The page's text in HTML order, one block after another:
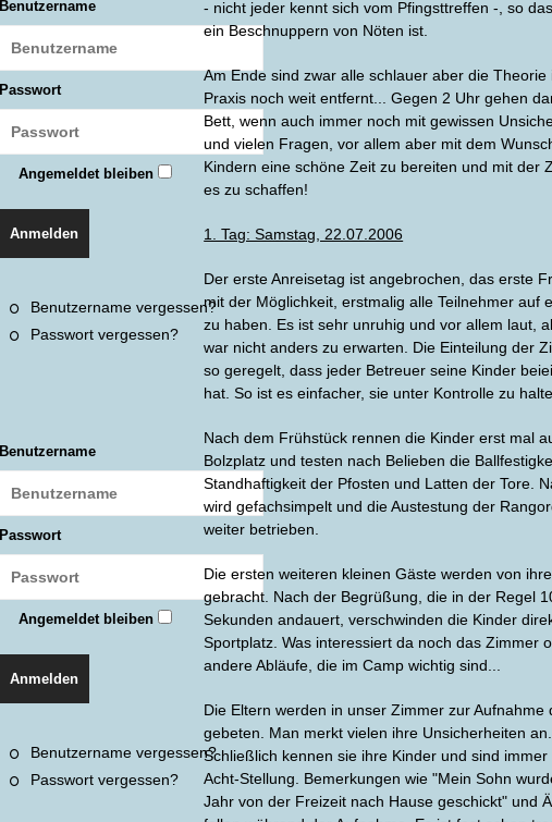
Benutzername
Passwort
Angemeldet bleiben
Anmelden
Benutzername vergessen?
Passwort vergessen?
Benutzername
Passwort
Angemeldet bleiben
Anmelden
Benutzername vergessen?
Passwort vergessen?
- nicht jeder kennt sich vom Pfingsttreffen -, so
ein Beschnuppern von Nöten ist.
Am Ende sind zwar alle schlauer aber die Theorie
Praxis noch weit entfernt... Gegen 2 Uhr gehen
Bett, wenn auch immer noch mit gewissen
und vielen Fragen, vor allem aber mit dem
Kindern eine schöne Zeit zu bereiten und mit der
es zu schaffen!
1. Tag: Samstag, 22.07.2006
Der erste Anreisetag ist angebrochen, das erste
mit der Möglichkeit, erstmalig alle Teilnehmer auf
zu haben. Es ist sehr unruhig und vor allem laut,
war nicht anders zu erwarten. Die Einteilung der
so geregelt, dass jeder Betreuer seine Kinder
hat. So ist es einfacher, sie unter Kontrolle zu
Nach dem Frühstück rennen die Kinder erst mal
Bolzplatz und testen nach Belieben die
Standhaftigkeit der Pfosten und Latten der Tore.
wird gefachsimpelt und die Austestung der
weiter betrieben.
Die ersten weiteren kleinen Gäste werden von
gebracht. Nach der Begrüßung, die in der Regel
Sekunden andauert, verschwinden die Kinder
Sportplatz. Was interessiert da noch das Zimmer
andere Abläufe, die im Camp wichtig sind...
Die Eltern werden in unser Zimmer zur Aufnahme
gebeten. Man merkt vielen ihre Unsicherheiten an.
Schließlich kennen sie ihre Kinder und sind immer
Acht-Stellung. Bemerkungen wie "Mein Sohn
Jahr von der Freizeit nach Hause geschickt" und